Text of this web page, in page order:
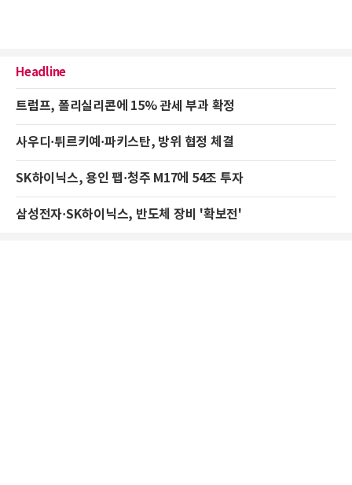
Headline
트럼프, 폴리실리콘에 15% 관세 부과 확정
사우디·튀르키예·파키스탄, 방위 협정 체결
SK하이닉스, 용인 팹·청주 M17에 54조 투자
삼성전자·SK하이닉스, 반도체 장비 '확보전'